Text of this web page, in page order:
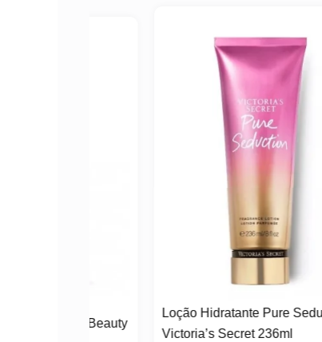
Loção Hidratante Pure Seduction
Victoria’s Secret 236ml